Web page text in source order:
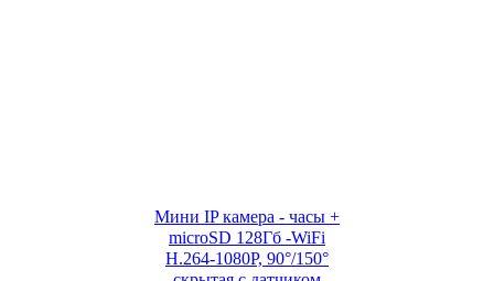
Мини IP камера - часы +
microSD 128Гб -WiFi
H.264-1080P, 90°/150°